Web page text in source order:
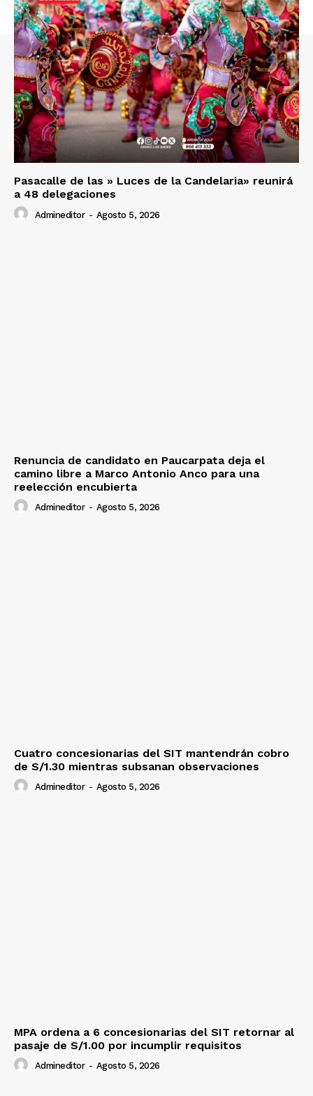
SUSCRIBETE
Diario los Andes
Contacto
Prensa
Pasacalle de las » Luces de la Candelaria» reunirá
a 48 delegaciones
Admineditor - Agosto 5, 2026
Renuncia de candidato en Paucarpata deja el
camino libre a Marco Antonio Anco para una
reelección encubierta
Admineditor - Agosto 5, 2026
Cuatro concesionarias del SIT mantendrán cobro
de S/1.30 mientras subsanan observaciones
Admineditor - Agosto 5, 2026
MPA ordena a 6 concesionarias del SIT retornar al
pasaje de S/1.00 por incumplir requisitos
Admineditor - Agosto 5, 2026